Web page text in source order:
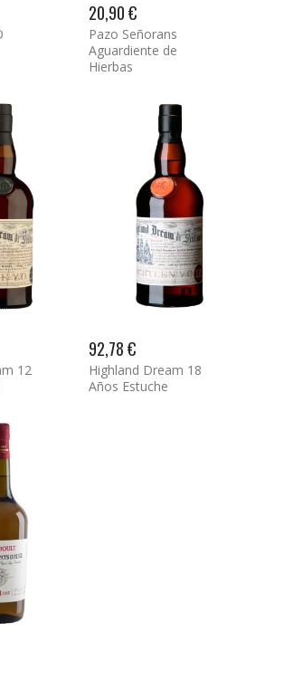
20,90 €
Pazo Señorans
Aguardiente de
Hierbas
12
92,78 €
Highland Dream 18
Años Estuche